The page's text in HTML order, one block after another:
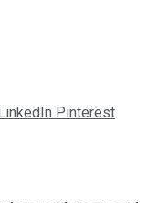
Pinterest